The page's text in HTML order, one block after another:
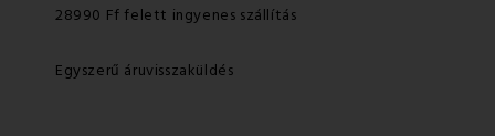
28990 Ff felett ingyenes szállítás
Egyszerű áruvisszaküldés